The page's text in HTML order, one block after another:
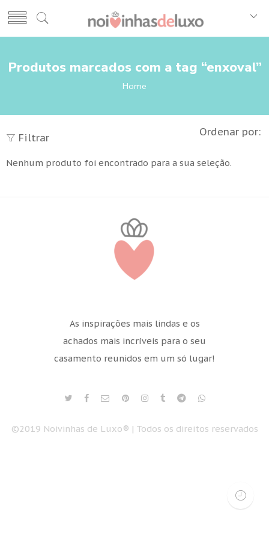
Produtos marcados com a tag “enxoval”
Home
Filtrar Ordenar por:
Nenhum produto foi encontrado para a sua seleção.
As inspirações mais lindas e os
achados mais incríveis para o seu
casamento reunidos em um só lugar!
©2019 Noivinhas de Luxo® | Todos os direitos reservados